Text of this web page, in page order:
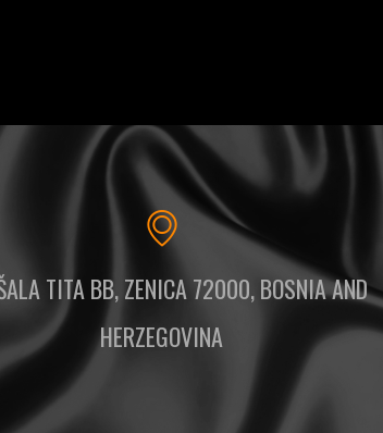
TITA BB, ZENICA 72000, BOSNIA AND
HERZEGOVINA